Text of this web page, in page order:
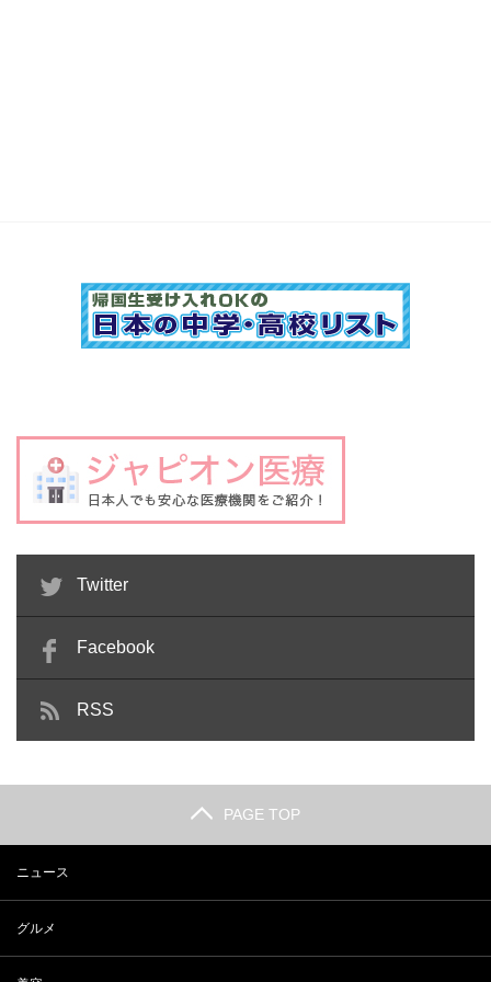
Twitter
Facebook
RSS
PAGE TOP
ニュース
グルメ